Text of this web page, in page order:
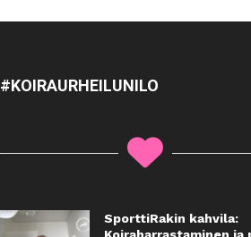
#KOIRAURHEILUNILO
SporttiRakin kahvila: